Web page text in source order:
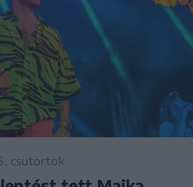
csütörtök